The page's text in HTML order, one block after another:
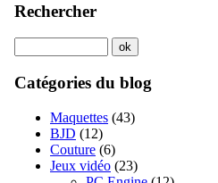
Rechercher
Catégories du blog
Maquettes (43)
BJD (12)
Couture (6)
Jeux vidéo (23)